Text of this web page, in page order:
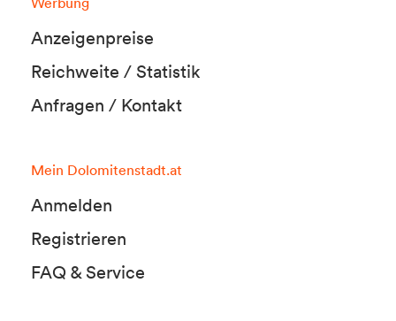
Anzeigenpreise
Reichweite / Statistik
Anfragen / Kontakt
Mein Dolomitenstadt.at
Anmelden
Registrieren
FAQ & Service